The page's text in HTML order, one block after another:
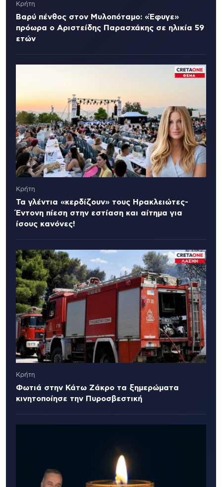
Κρήτη
Βαρύ πένθος στον Μυλοπόταμο: «Έφυγε»
πρόωρα ο Αριστείδης Παρασχάκης σε ηλικία 59
ετών
Κρήτη
Τα γλέντια «κερδίζουν» τους Ηρακλειώτες-
Έντονη πίεση στην εστίαση και αίτημα για
ίσους κανόνες!
Κρήτη
Φωτιά στην Κάτω Ζάκρο τα ξημερώματα
κινητοποίησε την Πυροσβεστική